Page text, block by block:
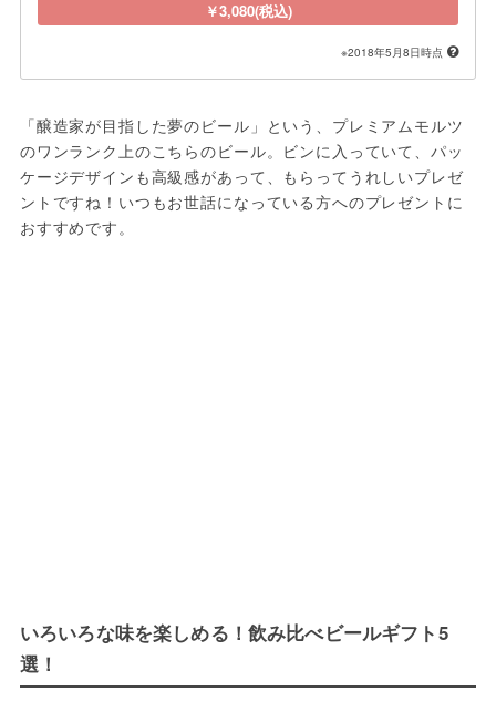
￥3,080(税込)
※2018年5月8日時点
「醸造家が目指した夢のビール」という、プレミアムモルツ
のワンランク上のこちらのビール。ビンに入っていて、パッ
ケージデザインも高級感があって、もらってうれしいプレゼ
ントですね！いつもお世話になっている方へのプレゼントに
おすすめです。
いろいろな味を楽しめる！飲み比べビールギフト5
選！